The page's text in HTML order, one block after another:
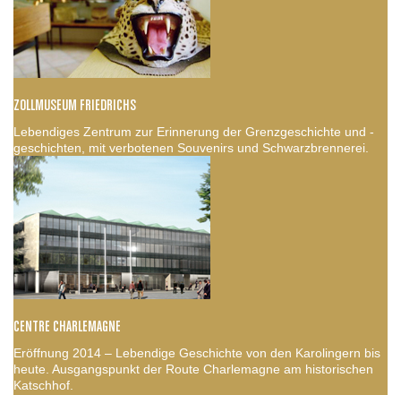
ZOLLMUSEUM FRIEDRICHS
Lebendiges Zentrum zur Erinnerung der Grenzgeschichte und -
geschichten, mit verbotenen Souvenirs und Schwarzbrennerei.
CENTRE CHARLEMAGNE
Eröffnung 2014 – Lebendige Geschichte von den Karolingern bis
heute. Ausgangspunkt der Route Charlemagne am historischen
Katschhof.